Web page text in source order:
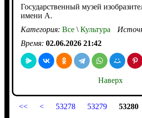
Государственный музей
имени А.
Категория: Все\Культура
Время: 02.06.2026 21:42
Наверх
<< < 53278 53279 53280